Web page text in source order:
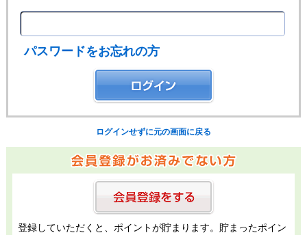
パスワードをお忘れの方
ログインせずに元の画面に戻る
登録していただくと、ポイントが貯まります。貯まったポイン